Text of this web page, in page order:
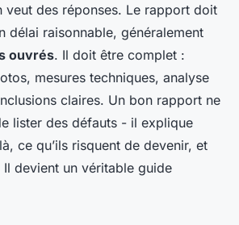
veut des réponses. Le rapport doit
délai raisonnable, généralement
ouvrés. Il doit être complet :
mesures techniques, analyse
claires. Un bon rapport ne
lister des défauts - il explique
ce qu’ils risquent de devenir, et
Il devient un véritable guide